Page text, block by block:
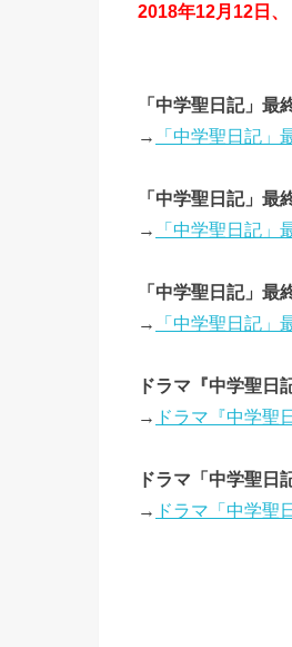
2018年12月12日
「中学聖日記」
→
「中学聖日記
「中学聖日記」
→
「中学聖日記
「中学聖日記」
→
「中学聖日記
ドラマ『中学聖
→ ドラマ『中学聖
ドラマ「中学聖日
→ ドラマ「中学聖